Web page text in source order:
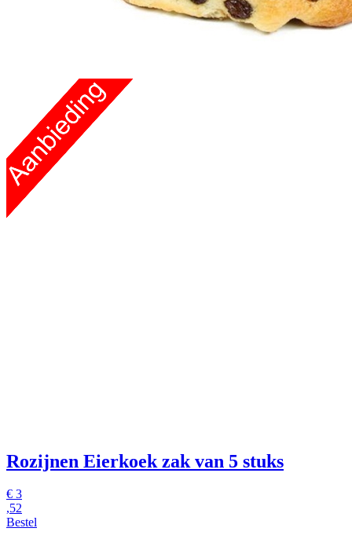
Rozijnen Eierkoek zak van 5 stuks
€ 3
,52
Bestel